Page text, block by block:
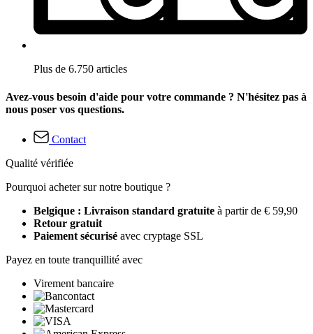
Plus de 6.750 articles
Avez-vous besoin d'aide pour votre commande ? N'hésitez pas à
nous poser vos questions.
Contact
Qualité vérifiée
Pourquoi acheter sur notre boutique ?
Belgique : Livraison standard gratuite à partir de € 59,90
Retour gratuit
Paiement sécurisé avec cryptage SSL
Payez en toute tranquillité avec
Virement bancaire